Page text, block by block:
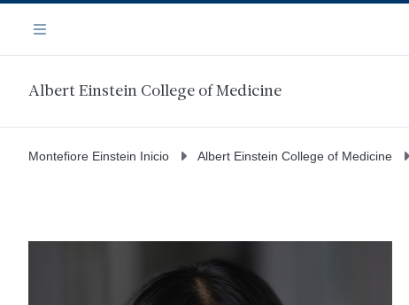
contenido
Navegación
Menú
Albert Einstein College of Medicine
Montefiore Einstein Inicio Albert Einstein College of Medicine